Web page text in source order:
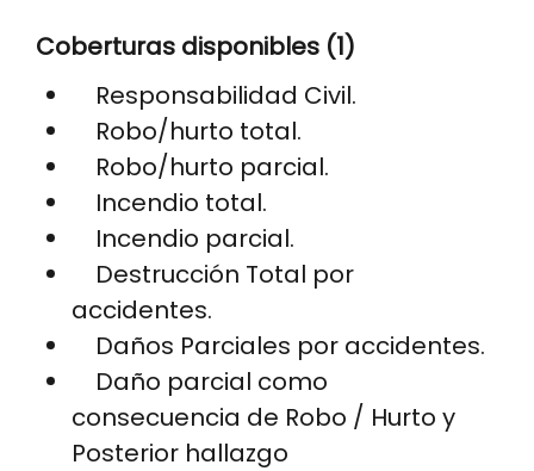
Coberturas disponibles (1)
Responsabilidad Civil.
Robo/hurto total.
Robo/hurto parcial.
Incendio total.
Incendio parcial.
Destrucción Total por
accidentes.
Daños Parciales por accidentes.
Daño parcial como
consecuencia de Robo / Hurto y
Posterior hallazgo